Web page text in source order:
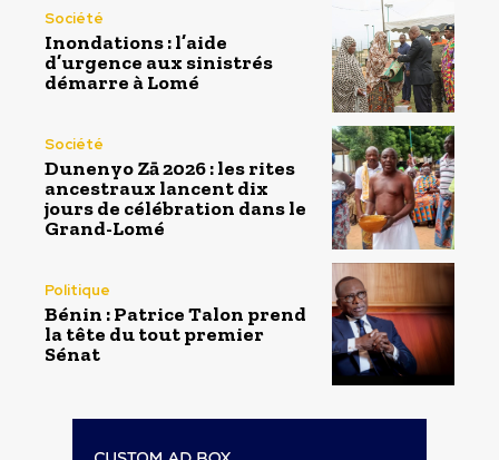
Société
Inondations : l’aide
d’urgence aux sinistrés
démarre à Lomé
Société
Dunenyo Zā 2026 : les rites
ancestraux lancent dix
jours de célébration dans le
Grand-Lomé
Politique
Bénin : Patrice Talon prend
la tête du tout premier
Sénat